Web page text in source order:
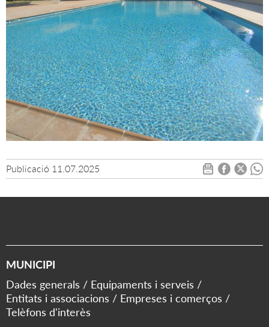
Publicació 11.07.2025
MUNICIPI
Dades generals
Equipaments i serveis
Entitats i associacions
Empreses i comerços
Telèfons d'interès